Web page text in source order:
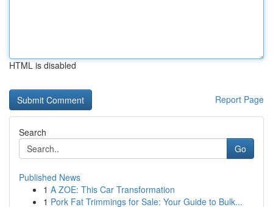
HTML is disabled
Report Page
Search
Go
Published News
1 A ZOE: This Car Transformation
1 Pork Fat Trimmings for Sale: Your Guide to Bulk...